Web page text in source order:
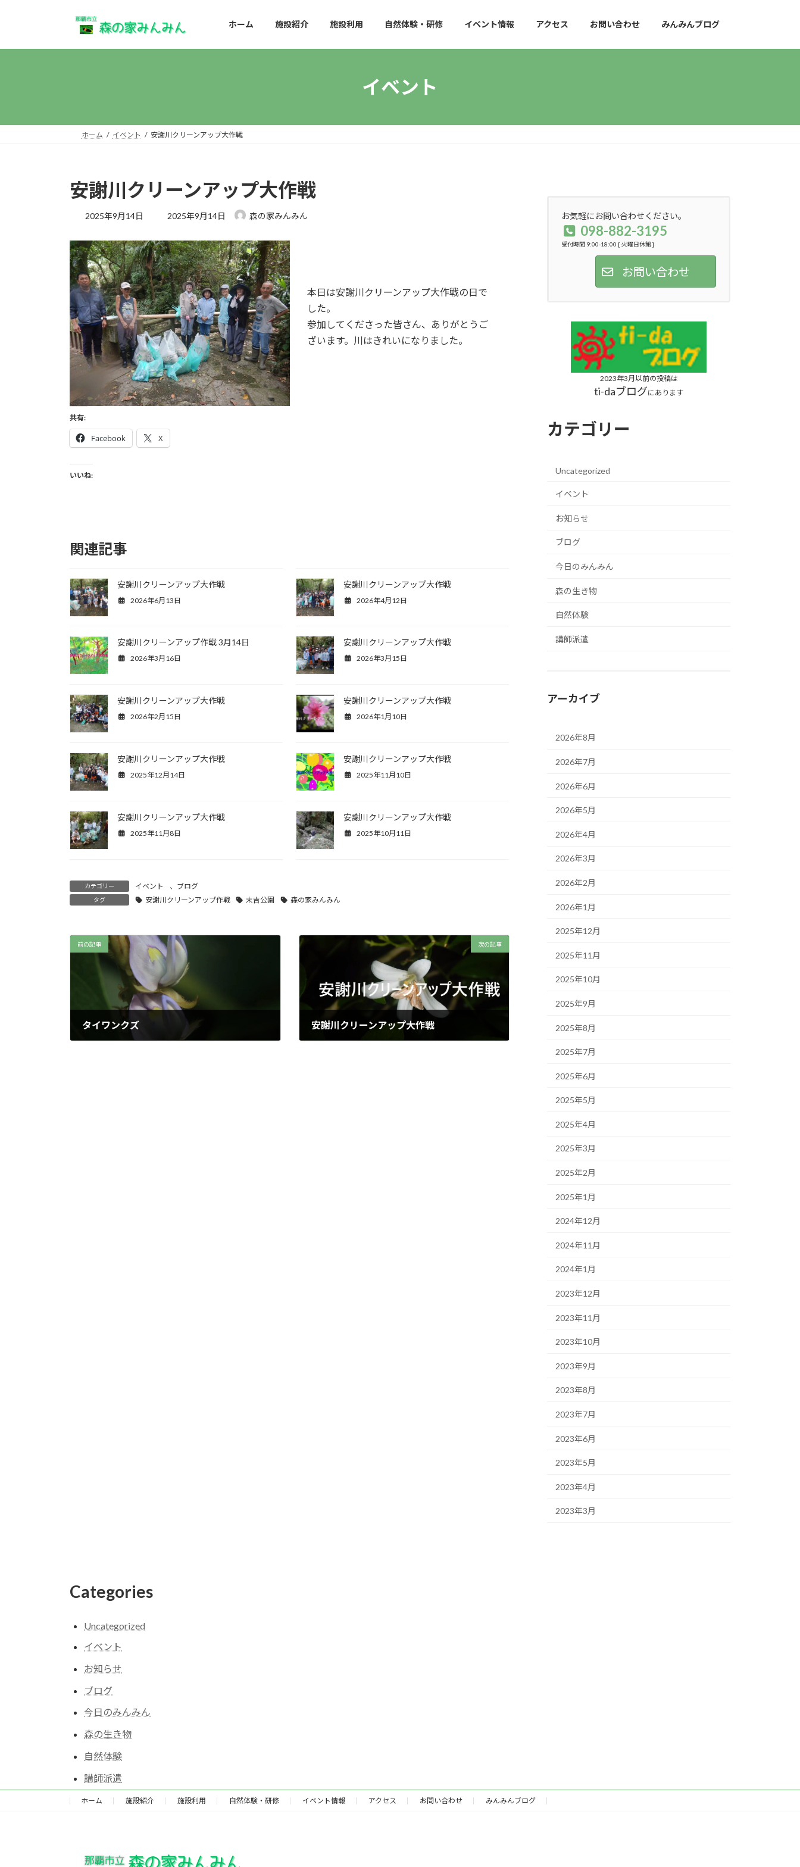
ン
ー
ホーム 施設紹介 施設利用 自然体験・研修 イベント情報 アクセス お問い合わせ みんみんブログ
イベント
ホーム イベント 安謝川クリーンアップ大作戦
安謝川クリーンアップ大作戦
2025年9月14日
最
新
日
時
:
2025年9月14日 森の家みんみん
本日は安謝川クリーンアップ大作戦の日で
した。
参加してくださった皆さん、ありがとうご
ざいます。川はきれいになりました。
共有:
Facebook X
いいね:
関連記事
安謝川クリーンアップ大作戦
2026年6月13日
安謝川クリーンアップ大作戦
2026年4月12日
安謝川クリーンアップ作戦 3月14日
2026年3月16日
安謝川クリーンアップ大作戦
2026年3月15日
安謝川クリーンアップ大作戦
2026年2月15日
安謝川クリーンアップ大作戦
2026年1月10日
安謝川クリーンアップ大作戦
2025年12月14日
安謝川クリーンアップ大作戦
2025年11月10日
安謝川クリーンアップ大作戦
2025年11月8日
安謝川クリーンアップ大作戦
2025年10月11日
カテゴリー イベント 、 ブログ
タグ 安謝川クリーンアップ作戦 末吉公園 森の家みんみん
前の記事
タイワンクズ
次の記事
安謝川クリーンアップ大作戦
お気軽にお問い合わせください。
098-882-3195
受付時間 9:00-18:00 [ 火曜日休館 ]
お問い合わせ
2023年3月以前の投稿は
ti-daブログにあります
カテゴリー
Uncategorized
イベント
お知らせ
ブログ
今日のみんみん
森の生き物
自然体験
講師派遣
アーカイブ
2026年8月
2026年7月
2026年6月
2026年5月
2026年4月
2026年3月
2026年2月
2026年1月
2025年12月
2025年11月
2025年10月
2025年9月
2025年8月
2025年7月
2025年6月
2025年5月
2025年4月
2025年3月
2025年2月
2025年1月
2024年12月
2024年11月
2024年1月
2023年12月
2023年11月
2023年10月
2023年9月
2023年8月
2023年7月
2023年6月
2023年5月
2023年4月
2023年3月
Categories
Uncategorized
イベント
お知らせ
ブログ
今日のみんみん
森の生き物
自然体験
講師派遣
ホーム 施設紹介 施設利用 自然体験・研修 イベント情報 アクセス お問い合わせ みんみんブログ